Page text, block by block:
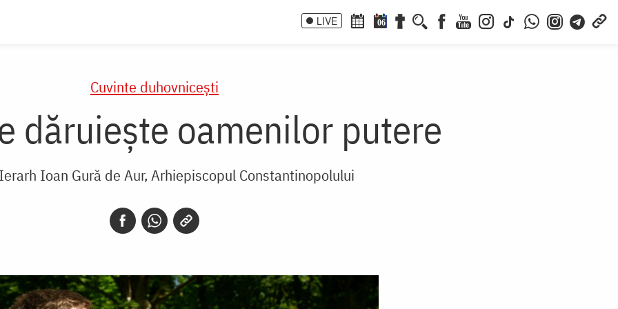
LIVE 06
Cuvinte duhovnicești
dăruiește oamenilor putere
Ioan Gură de Aur, Arhiepiscopul Constantinopolului